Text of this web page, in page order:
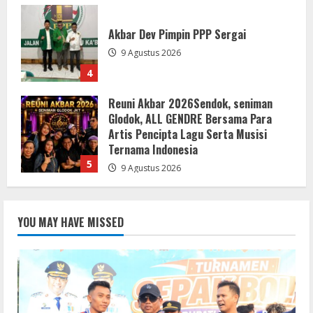
5
Glodok, ALL GENDRE Bersama Para
Artis Pencipta Lagu Serta Musisi
Ternama Indonesia
1
Hasil Final Piala Bupati dan Wabup
Sergai Sejati Jaya 1-3 Sukajadi*Juara
Turnamen Sukajadi *
Bupati dan Wabup Sergai
Semarakkan HUT RI ke-81, Pemkab
Buol Canangkan Gerakan Pembagian
YOU MAY HAVE MISSED